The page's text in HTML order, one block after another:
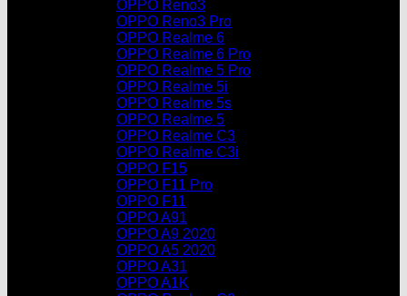
OPPO Reno3
OPPO Reno3 Pro
OPPO Realme 6
OPPO Realme 6 Pro
OPPO Realme 5 Pro
OPPO Realme 5i
OPPO Realme 5s
OPPO Realme 5
OPPO Realme C3
OPPO Realme C3i
OPPO F15
OPPO F11 Pro
OPPO F11
OPPO A91
OPPO A9 2020
OPPO A5 2020
OPPO A31
OPPO A1K